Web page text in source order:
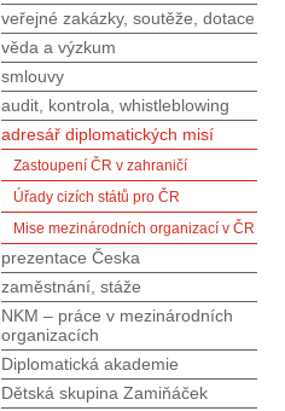
veřejné zakázky, soutěže, dotace
věda a výzkum
smlouvy
audit, kontrola, whistleblowing
adresář diplomatických misí
Zastoupení ČR v zahraničí
Úřady cizích států pro ČR
Mise mezinárodních organizací v ČR
prezentace Česka
zaměstnání, stáže
NKM – práce v mezinárodních
organizacích
Diplomatická akademie
Dětská skupina Zamiňáček